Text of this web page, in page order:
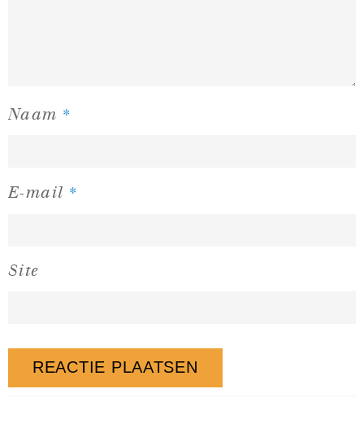
Naam *
E-mail *
Site